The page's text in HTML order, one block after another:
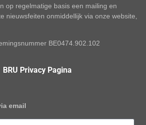
op regelmatige basis een mailing en
nieuwsfeiten onmiddellijk via onze website,
BE0474.902.102
BRU Privacy Pagina
email